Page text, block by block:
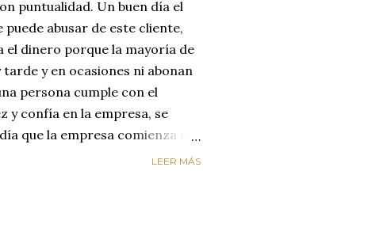
puntualidad. Un buen día el
abusar de este cliente,
el dinero porque la mayoría de
y en ocasiones ni abonan
persona cumple con el
y confía en la empresa, se
que la empresa comienza a
LEER MÁS